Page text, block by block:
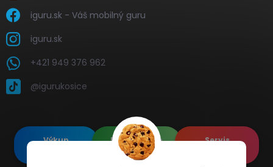
iguru.sk - Váš mobilný guru
iguru.sk
+421 949 376 962
@igurukosice
Výkup
Renovované
Apple's
Servis